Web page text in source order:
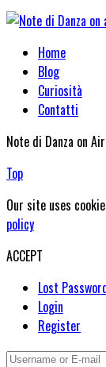
Home
Blog
Curiosità
Contatti
Note di Danza on
Top
Our site uses
policy
ACCEPT
Lost
Login
Register